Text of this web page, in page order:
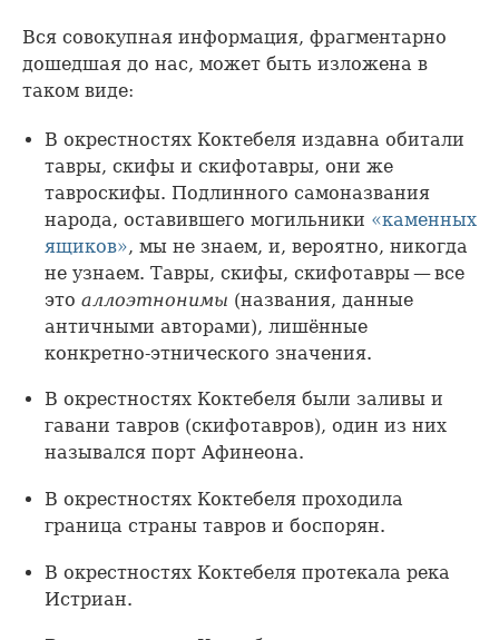
Вся совокупная информация, фрагментарно
дошедшая до нас, может быть изложена в
таком виде:
В окрестностях Коктебеля издавна обитали
тавры, скифы и скифотавры, они же
тавроскифы. Подлинного самоназвания
народа, оставившего могильники «каменных
ящиков», мы не знаем, и, вероятно, никогда
не узнаем. Тавры, скифы, скифотавры — все
это аллоэтнонимы (названия, данные
античными авторами), лишённые
конкретно-этнического значения.
В окрестностях Коктебеля были заливы и
гавани тавров (скифотавров), один из них
назывался порт Афинеона.
В окрестностях Коктебеля проходила
граница страны тавров и боспорян.
В окрестностях Коктебеля протекала река
Истриан.